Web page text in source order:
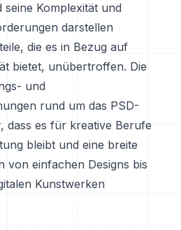
Komplexität und
darstellen
die es in Bezug auf
bietet, unübertroffen. Die
und
rund um das PSD-
dass es für kreative Berufe
bleibt und eine breite
von einfachen Designs bis
Kunstwerken